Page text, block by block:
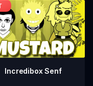
Incredibox Senf